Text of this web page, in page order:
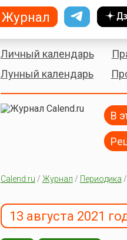
Личный календарь
Лунный календарь
В
Calend.ru / Журнал / Периодика /
13 августа 2021
Журнал